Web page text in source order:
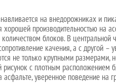
на внедорожниках и
хорошей производительностью на
блоков. В
качения, а с другой
не только крупными размерами,
рисунок с плотным
асфальте, уверенное поведение